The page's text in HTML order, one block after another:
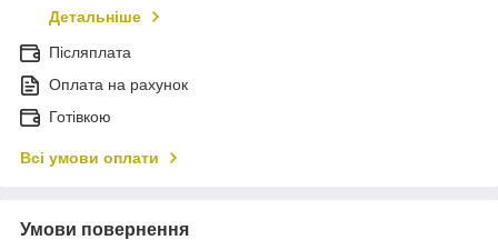
Детальніше
Післяплата
Оплата на рахунок
Готівкою
Всі умови оплати
Умови повернення